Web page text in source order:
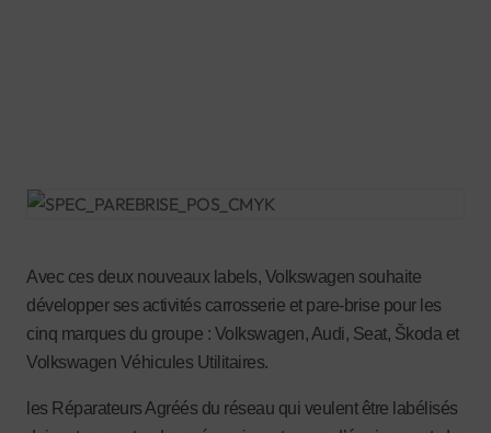
Avec ces deux nouveaux labels, Volkswagen souhaite
développer ses activités carrosserie et pare-brise pour les
cinq marques du groupe : Volkswagen, Audi, Seat, Škoda et
Volkswagen Véhicules Utilitaires.
les Réparateurs Agréés du réseau qui veulent être labélisés